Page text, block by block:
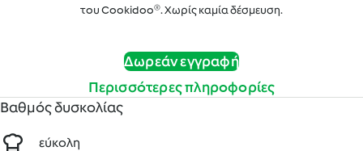
του Cookidoo®. Χωρίς καμία δέσμευση.
Δωρεάν εγγραφή
Περισσότερες πληροφορίες
Βαθμός δυσκολίας
εύκολη